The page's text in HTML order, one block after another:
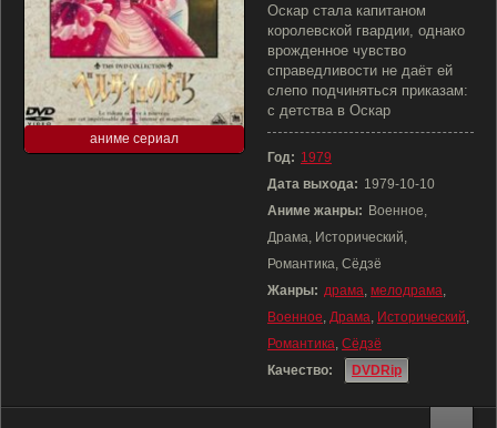
аниме сериал
Оскар стала капитаном
королевской гвардии, однако
врожденное чувство
справедливости не даёт ей
слепо подчиняться приказам:
с детства в Оскар
Год: 1979
Дата выхода: 1979-10-10
Аниме жанры: Военное,
Драма, Исторический,
Романтика, Сёдзё
Жанры: драма, мелодрама,
Военное, Драма, Исторический,
Романтика, Сёдзё
Качество:
DVDRip